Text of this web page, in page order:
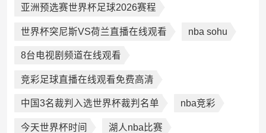
亚洲预选赛世界杯足球2026赛程
世界杯突尼斯VS荷兰直播在线观看 nba sohu
8台电视剧频道在线观看
竞彩足球直播在线观看免费高清
中国3名裁判入选世界杯裁判名单 nba竞彩
今天世界杯时间 湖人nba比赛